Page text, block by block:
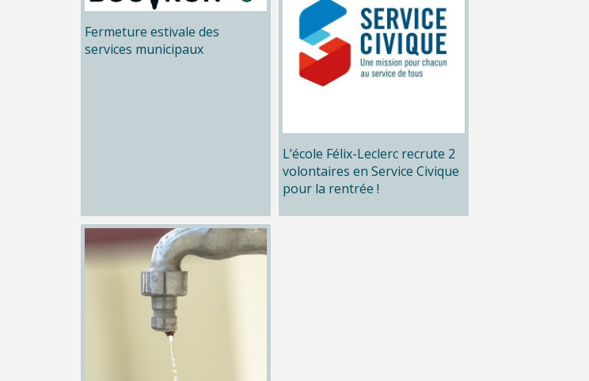
Fermeture estivale des
services municipaux
L’école Félix-Leclerc recrute 2
volontaires en Service Civique
pour la rentrée !